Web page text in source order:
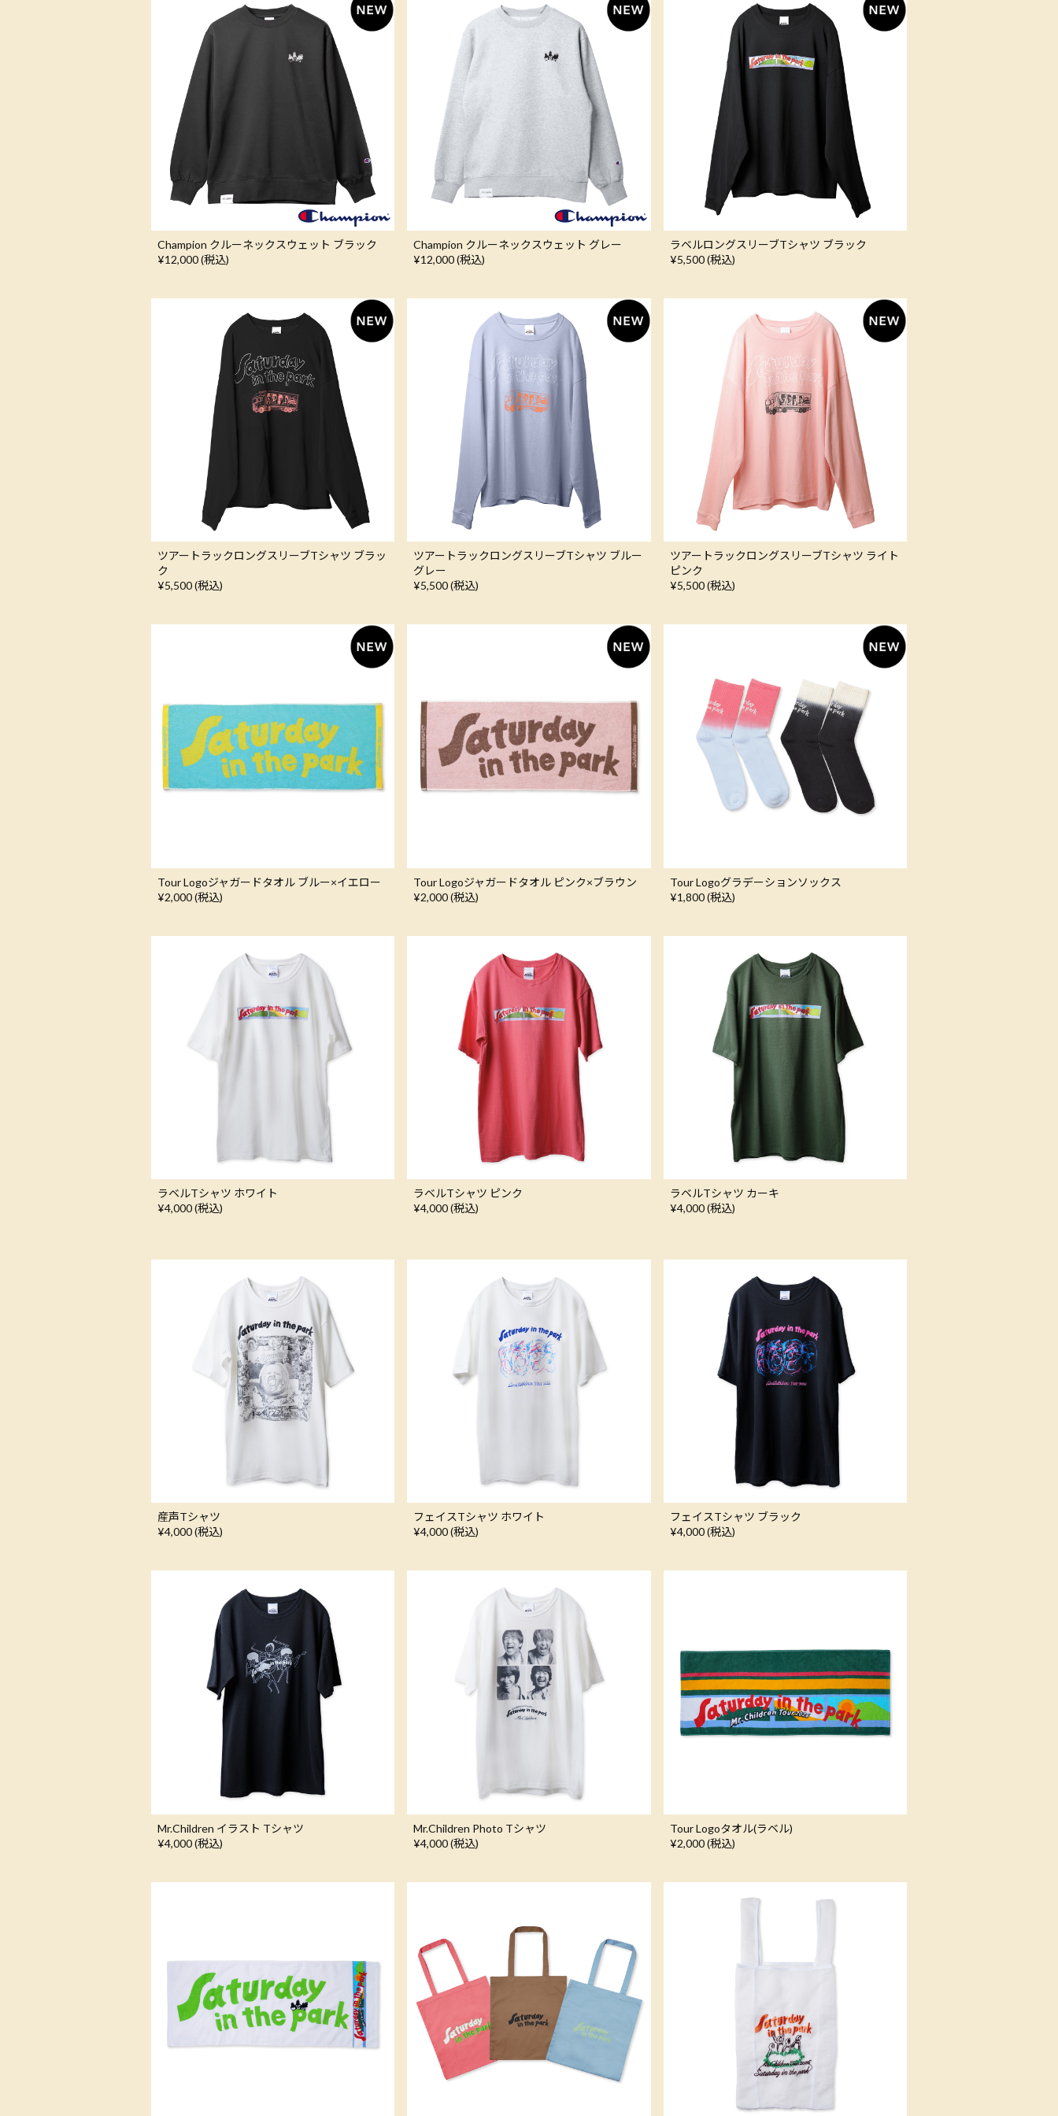
Champion クルーネックスウェット ブラック
¥12,000 (税込)
Champion クルーネックスウェット グレー
¥12,000 (税込)
ラベルロングスリーブTシャツ ブラック
¥5,500 (税込)
ツアートラックロングスリーブTシャツ ブラッ
ク
¥5,500 (税込)
ツアートラックロングスリーブTシャツ ブルー
グレー
¥5,500 (税込)
ツアートラックロングスリーブTシャツ ライト
ピンク
¥5,500 (税込)
Tour Logoジャガードタオル ブルー×イエロー
¥2,000 (税込)
Tour Logoジャガードタオル ピンク×ブラウン
¥2,000 (税込)
Tour Logoグラデーションソックス
¥1,800 (税込)
ラベルTシャツ ホワイト
¥4,000 (税込)
ラベルTシャツ ピンク
¥4,000 (税込)
ラベルTシャツ カーキ
¥4,000 (税込)
産声Tシャツ
¥4,000 (税込)
フェイスTシャツ ホワイト
¥4,000 (税込)
フェイスTシャツ ブラック
¥4,000 (税込)
Mr.Children イラスト Tシャツ
¥4,000 (税込)
Mr.Children Photo Tシャツ
¥4,000 (税込)
Tour Logoタオル(ラベル)
¥2,000 (税込)